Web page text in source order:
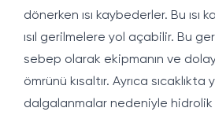
dönerken ısı kaybederler. Bu ısı
ısıl gerilmelere yol açabilir. Bu
sebep olarak ekipmanın ve
ömrünü kısaltır. Ayrıca
dalgalanmalar nedeniyle